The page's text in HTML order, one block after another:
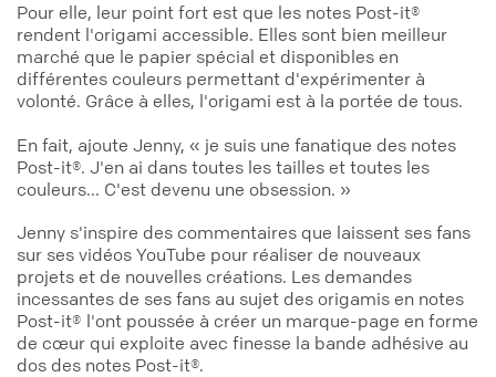
Pour elle, leur point fort est que les notes Post-it®
rendent l'origami accessible. Elles sont bien meilleur
marché que le papier spécial et disponibles en
différentes couleurs permettant d'expérimenter à
volonté. Grâce à elles, l'origami est à la portée de tous.
En fait, ajoute Jenny, « je suis une fanatique des notes
Post-it®. J'en ai dans toutes les tailles et toutes les
couleurs... C'est devenu une obsession. »
Jenny s'inspire des commentaires que laissent ses fans
sur ses vidéos YouTube pour réaliser de nouveaux
projets et de nouvelles créations. Les demandes
incessantes de ses fans au sujet des origamis en notes
Post-it® l'ont poussée à créer un marque-page en forme
de cœur qui exploite avec finesse la bande adhésive au
dos des notes Post-it®.